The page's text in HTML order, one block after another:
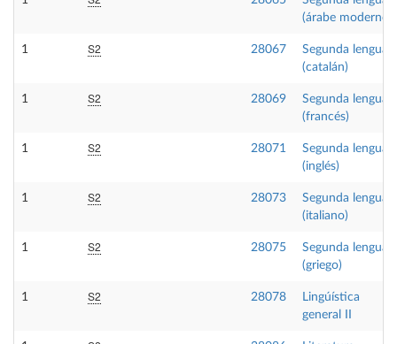
(árabe moderno)
1 S2 28067
Segunda lengua
(catalán)
1 S2 28069
Segunda lengua
(francés)
1 S2 28071
Segunda lengua
(inglés)
1 S2 28073
Segunda lengua
(italiano)
1 S2 28075
Segunda lengua
(griego)
1 S2 28078
Lingúística
general II